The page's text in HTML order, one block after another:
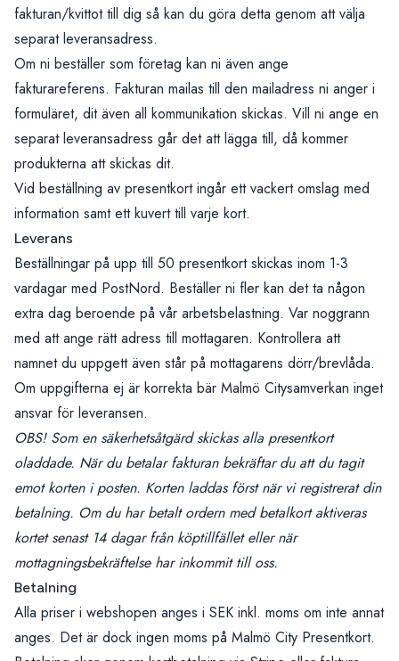
fakturan/kvittot till dig så kan du göra detta genom att välja
separat leveransadress.
Om ni beställer som företag kan ni även ange
fakturareferens. Fakturan mailas till den mailadress ni anger i
formuläret, dit även all kommunikation skickas. Vill ni ange en
separat leveransadress går det att lägga till, då kommer
produkterna att skickas dit.
Vid beställning av presentkort ingår ett vackert omslag med
information samt ett kuvert till varje kort.
Leverans
Beställningar på upp till 50 presentkort skickas inom 1-3
vardagar med PostNord. Beställer ni fler kan det ta någon
extra dag beroende på vår arbetsbelastning. Var noggrann
med att ange rätt adress till mottagaren. Kontrollera att
namnet du uppgett även står på mottagarens dörr/brevlåda.
Om uppgifterna ej är korrekta bär Malmö Citysamverkan inget
ansvar för leveransen.
OBS! Som en säkerhetsåtgärd skickas alla presentkort
oladdade. När du betalar fakturan bekräftar du att du tagit
emot korten i posten. Korten laddas först när vi registrerat din
betalning. Om du har betalt ordern med betalkort aktiveras
kortet senast 14 dagar från köptillfället eller när
mottagningsbekräftelse har inkommit till oss.
Betalning
Alla priser i webshopen anges i SEK inkl. moms om inte annat
anges. Det är dock ingen moms på Malmö City Presentkort.